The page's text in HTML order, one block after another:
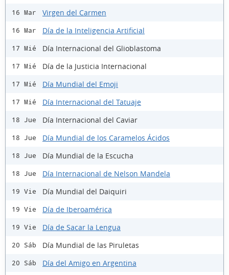
16 Mar Virgen del Carmen
16 Mar Día de la Inteligencia Artificial
17 Mié Día Internacional del Glioblastoma
17 Mié Día de la Justicia Internacional
17 Mié Día Mundial del Emoji
17 Mié Día Internacional del Tatuaje
18 Jue Día Internacional del Caviar
18 Jue Día Mundial de los Caramelos Ácidos
18 Jue Día Mundial de la Escucha
18 Jue Día Internacional de Nelson Mandela
19 Vie Día Mundial del Daiquiri
19 Vie Día de Iberoamérica
19 Vie Día de Sacar la Lengua
20 Sáb Día Mundial de las Piruletas
20 Sáb Día del Amigo en Argentina